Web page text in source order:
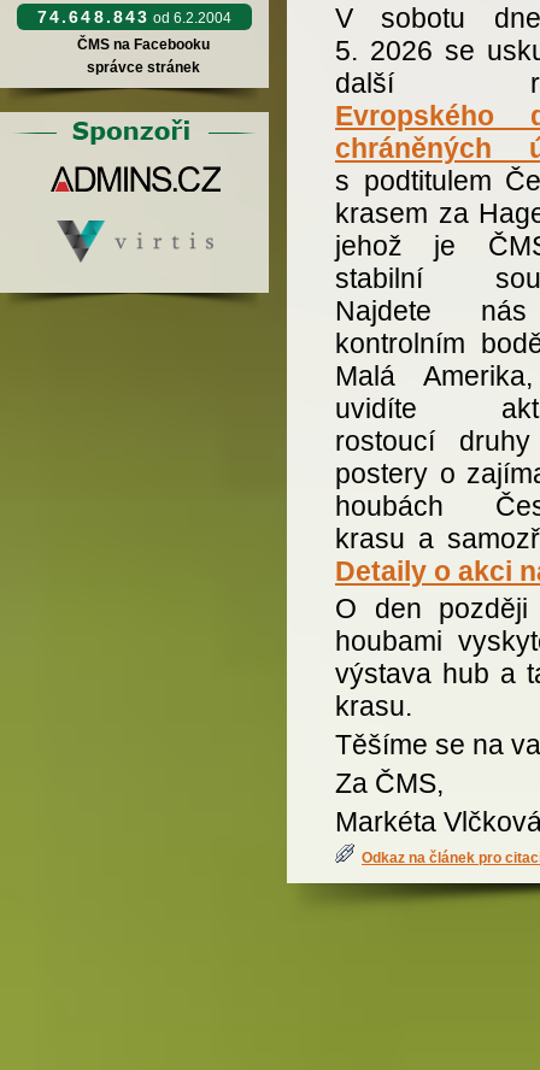
74.648.843 od 6.2.2004
ČMS na Facebooku
správce stránek
V sobotu
5. 2026 se
další
Evropského
chráněných
s podtitulem
krasem za
jehož je
stabilní
Najdete
kontrolním
Malá
uvidíte
rostoucí
postery o
houbách
krasu a
Detaily o akci
O den
houbami
výstava hub a
krasu.
Těšíme se na
Za ČMS,
Markéta
Odkaz na článek pro